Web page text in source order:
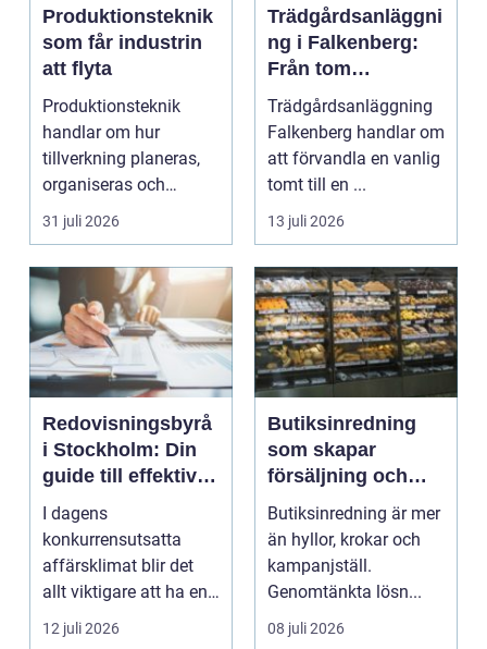
Produktionsteknik
som får industrin
att flyta
Produktionsteknik
handlar om hur
tillverkning planeras,
organiseras och
genomförs i praktiken.
Fokus...
31 juli 2026
Trädgårdsanläggni
ng i Falkenberg:
Från tom
gräsmatta till
genomtänkt helhet
Trädgårdsanläggning
Falkenberg handlar om
att förvandla en vanlig
tomt till en ...
13 juli 2026
Redovisningsbyrå
i Stockholm: Din
guide till effektiv
redovisning i
Stockholm
I dagens
konkurrensutsatta
affärsklimat blir det
allt viktigare att ha en
redovisningsbyrå...
12 juli 2026
Butiksinredning
som skapar
försäljning och
trivsel
Butiksinredning är mer
än hyllor, krokar och
kampanjställ.
Genomtänkta lösn...
08 juli 2026